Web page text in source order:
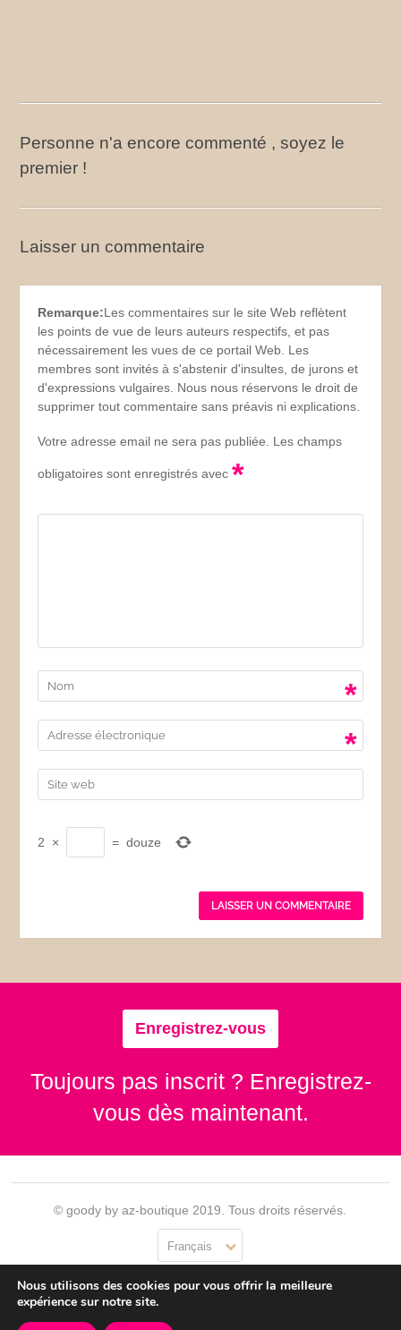
Personne n'a encore commenté , soyez le
premier !
Laisser un commentaire
Remarque:Les commentaires sur le site Web reflètent
les points de vue de leurs auteurs respectifs, et pas
nécessairement les vues de ce portail Web. Les
membres sont invités à s'abstenir d'insultes, de jurons et
d'expressions vulgaires. Nous nous réservons le droit de
supprimer tout commentaire sans préavis ni explications.
Votre adresse email ne sera pas publiée. Les champs
obligatoires sont enregistrés avec*
*
*
2 × = douze
Enregistrez-vous
Toujours pas inscrit ? Enregistrez-
vous dès maintenant.
© goody by az-boutique 2019. Tous droits réservés.
Français
Contact Se connecter Confidentialité CGU
Nous utilisons des cookies pour vous offrir la meilleure
expérience sur notre site.